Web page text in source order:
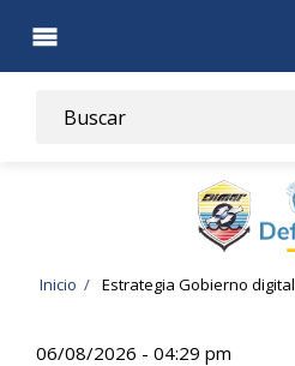
contenido
Ruta
de
Inicio Estrategia Gobierno digital
06/08/2026 - 04:29 pm